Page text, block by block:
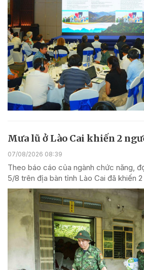
Mưa lũ ở Lào Cai khiến 2
07/08/2026 08:39
Theo báo cáo của ngành chức năng,
5/8 trên địa bàn tỉnh Lào Cai đã khiến